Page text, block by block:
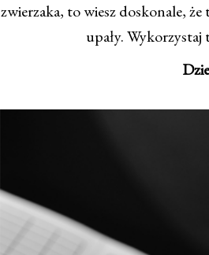
zwierzaka, to wiesz doskonale,
upały.